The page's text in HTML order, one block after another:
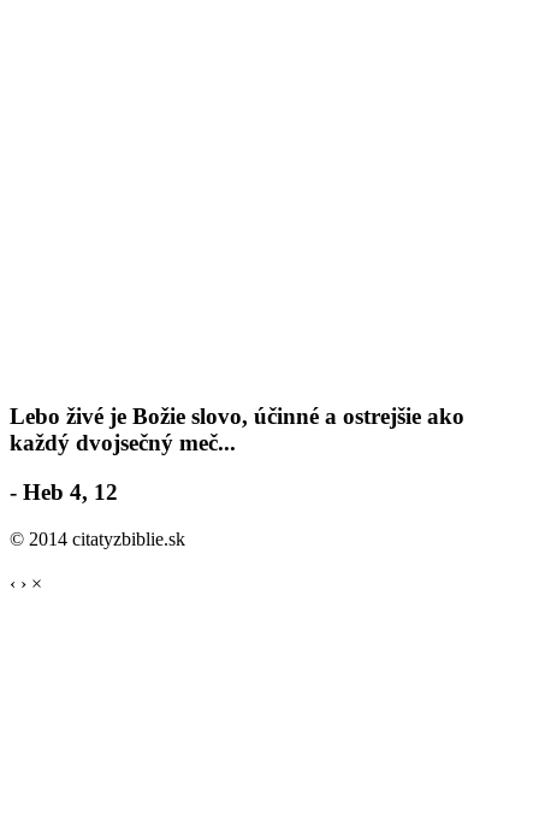
Lebo živé je Božie slovo, účinné a ostrejšie ako
každý dvojsečný meč...
- Heb 4, 12
© 2014 citatyzbiblie.sk
‹ › ×